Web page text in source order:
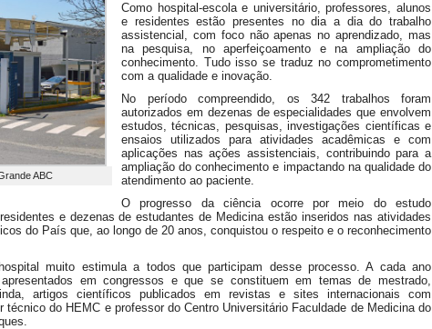
ABC
Como hospital-escola e universitário, professores, alunos
e residentes estão presentes no dia a dia do trabalho
assistencial, com foco não apenas no aprendizado, mas
na pesquisa, no aperfeiçoamento e na ampliação do
conhecimento. Tudo isso se traduz no comprometimento
com a qualidade e inovação.
No período compreendido, os 342 trabalhos foram
autorizados em dezenas de especialidades que envolvem
estudos, técnicas, pesquisas, investigações científicas e
ensaios utilizados para atividades acadêmicas e com
aplicações nas ações assistenciais, contribuindo para a
ampliação do conhecimento e impactando na qualidade do
atendimento ao paciente.
O progresso da ciência ocorre por meio do estudo
e dezenas de estudantes de Medicina estão inseridos nas atividades
do País que, ao longo de 20 anos, conquistou o respeito e o reconhecimento
muito estimula a todos que participam desse processo. A cada ano
em congressos e que se constituem em temas de mestrado,
artigos científicos publicados em revistas e sites internacionais com
técnico do HEMC e professor do Centro Universitário Faculdade de Medicina do